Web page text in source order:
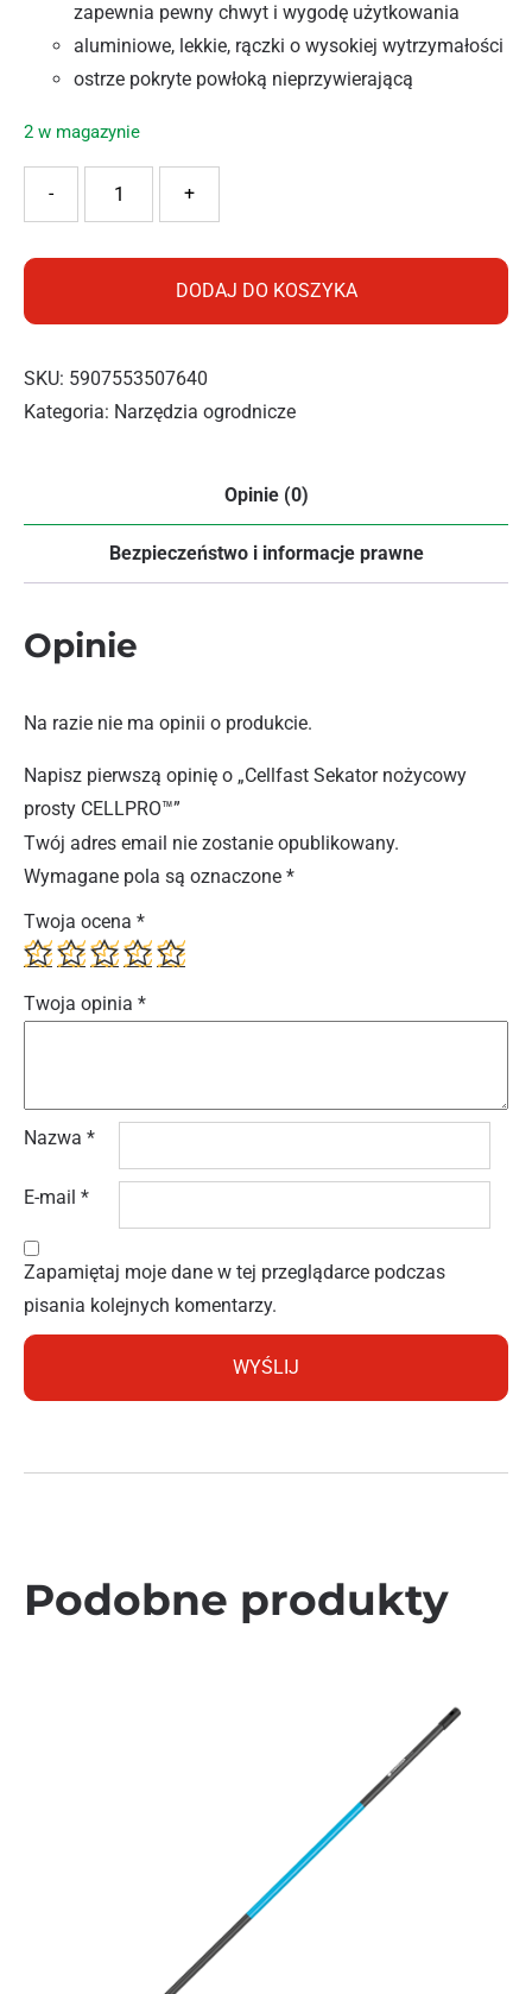
zapewnia pewny chwyt i wygodę użytkowania
aluminiowe, lekkie, rączki o wysokiej wytrzymałości
ostrze pokryte powłoką nieprzywierającą
2 w magazynie
+
-
DODAJ DO KOSZYKA
SKU: 5907553507640
Kategoria: Narzędzia ogrodnicze
Opinie (0)
Bezpieczeństwo i informacje prawne
Opinie
Na razie nie ma opinii o produkcie.
Napisz pierwszą opinię o „Cellfast Sekator nożycowy
prosty CELLPRO™”
Twój adres email nie zostanie opublikowany.
Wymagane pola są oznaczone *
Twoja ocena *
Twoja opinia *
Nazwa *
E-mail *
Zapamiętaj moje dane w tej przeglądarce podczas
pisania kolejnych komentarzy.
Podobne produkty